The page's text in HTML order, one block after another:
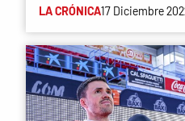
LA CRÓNICA17 Diciembre